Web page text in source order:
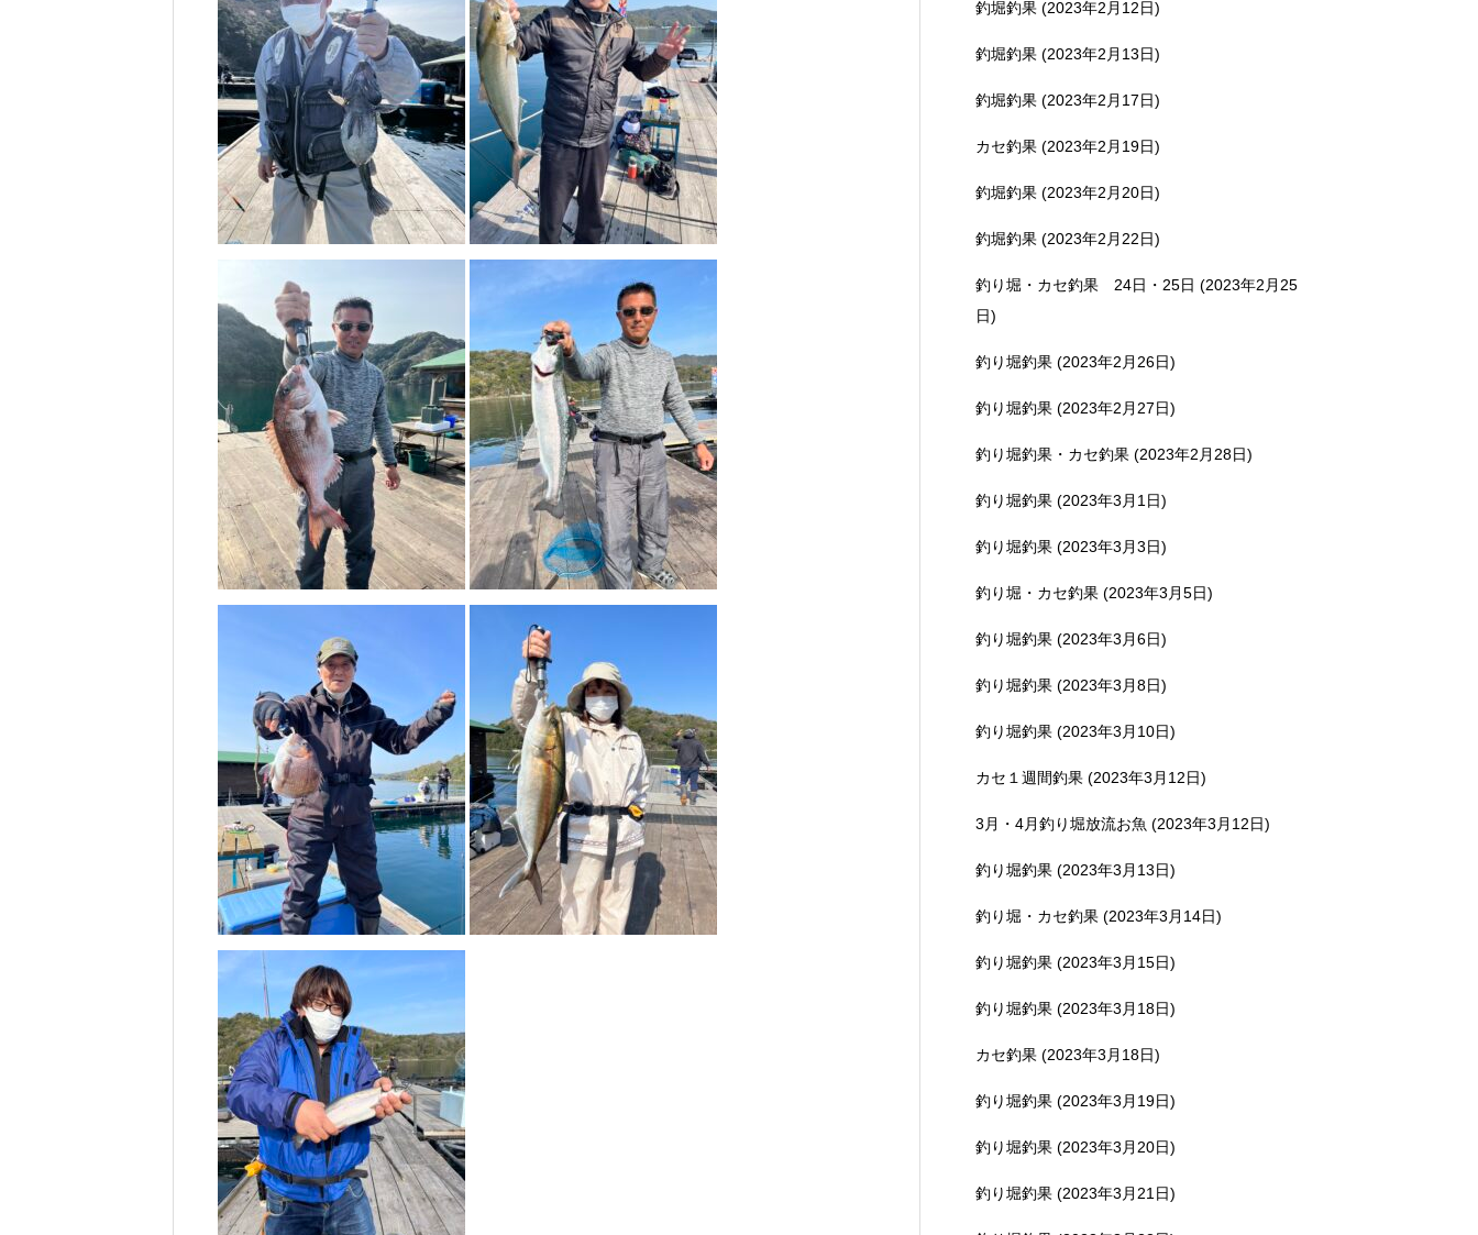
釣堀釣果 (2023年2月12日)
釣堀釣果 (2023年2月13日)
釣堀釣果 (2023年2月17日)
カセ釣果 (2023年2月19日)
釣堀釣果 (2023年2月20日)
釣堀釣果 (2023年2月22日)
釣り堀・カセ釣果 24日・25日 (2023年2月25
日)
釣り堀釣果 (2023年2月26日)
釣り堀釣果 (2023年2月27日)
釣り堀釣果・カセ釣果 (2023年2月28日)
釣り堀釣果 (2023年3月1日)
釣り堀釣果 (2023年3月3日)
釣り堀・カセ釣果 (2023年3月5日)
釣り堀釣果 (2023年3月6日)
釣り堀釣果 (2023年3月8日)
釣り堀釣果 (2023年3月10日)
カセ１週間釣果 (2023年3月12日)
3月・4月釣り堀放流お魚 (2023年3月12日)
釣り堀釣果 (2023年3月13日)
釣り堀・カセ釣果 (2023年3月14日)
釣り堀釣果 (2023年3月15日)
釣り堀釣果 (2023年3月18日)
カセ釣果 (2023年3月18日)
釣り堀釣果 (2023年3月19日)
釣り堀釣果 (2023年3月20日)
釣り堀釣果 (2023年3月21日)